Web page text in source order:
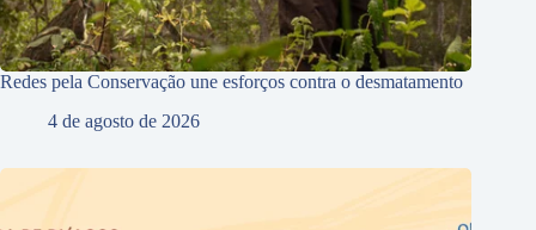
Redes pela Conservação une esforços contra o desmatamento
4 de agosto de 2026